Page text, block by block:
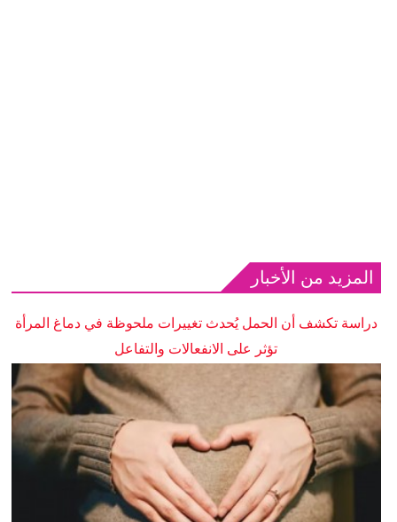
المزيد من الأخبار
دراسة تكشف أن الحمل يُحدث تغييرات ملحوظة في دماغ المرأة
تؤثر على الانفعالات والتفاعل